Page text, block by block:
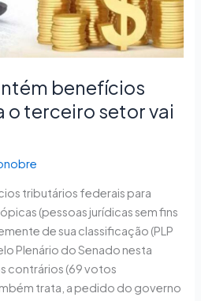
benefícios
terceiro setor vai
tributários federais para
(pessoas jurídicas sem fins
de sua classificação (PLP
Plenário do Senado nesta
contrários (69 votos
trata, a pedido do governo